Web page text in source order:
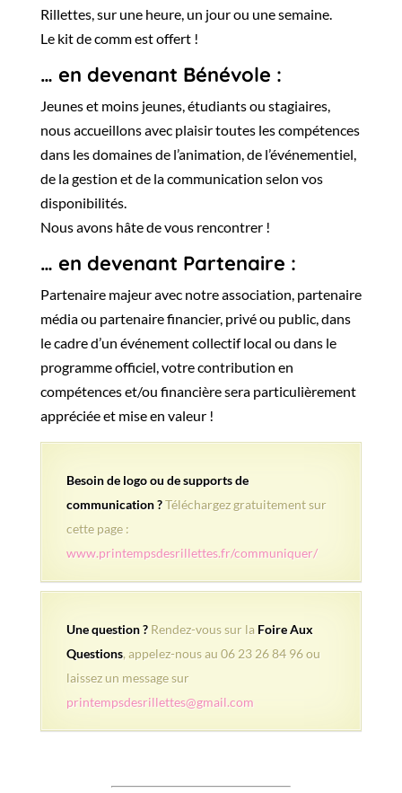
Rillettes, sur une heure, un jour ou une semaine.
Le kit de comm est offert !
… en devenant Bénévole :
Jeunes et moins jeunes, étudiants ou stagiaires,
nous accueillons avec plaisir toutes les compétences
dans les domaines de l’animation, de l’événementiel,
de la gestion et de la communication selon vos
disponibilités.
Nous avons hâte de vous rencontrer !
… en devenant Partenaire :
Partenaire majeur avec notre association, partenaire
média ou partenaire financier, privé ou public, dans
le cadre d’un événement collectif local ou dans le
programme officiel, votre contribution en
compétences et/ou financière sera particulièrement
appréciée et mise en valeur !
Besoin de logo ou de supports de
communication ?Téléchargez gratuitement sur
cette page :
www.printempsdesrillettes.fr/communiquer/
Une question ?Rendez-vous sur la Foire Aux
Questions, appelez-nous au 06 23 26 84 96 ou
laissez un message sur
printempsdesrillettes@gmail.com